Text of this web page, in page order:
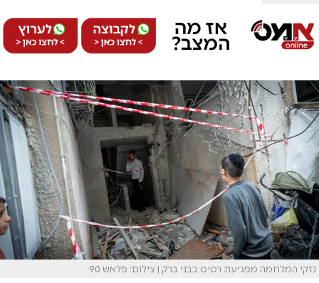
נזקי המלחמה מפגיעת רסיס בבני ברק | צילום: פלאש 90